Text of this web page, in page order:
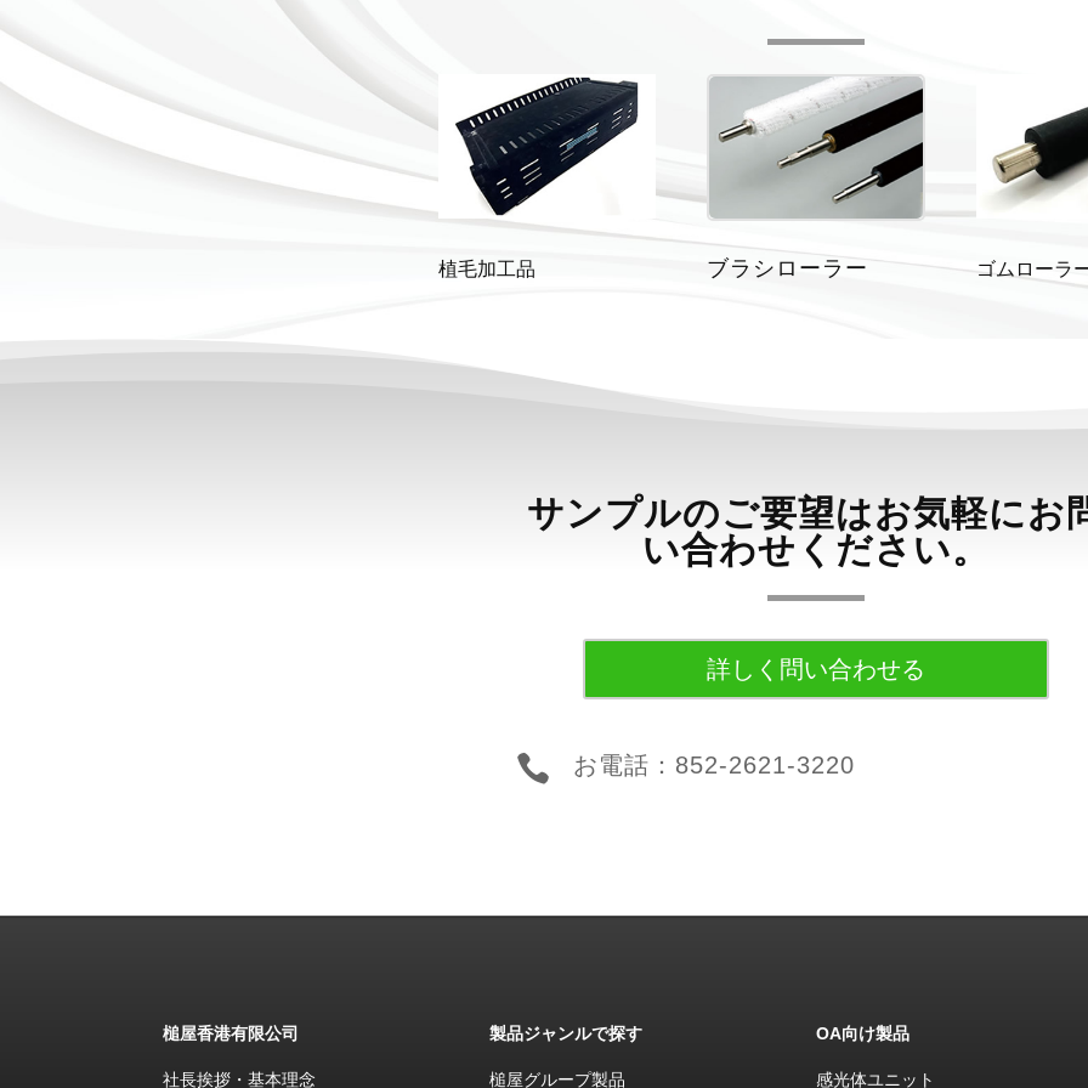
植毛加工品 ブラシローラー ゴムローラ
サンプルのご要望はお気軽にお
い合わせください。
詳しく問い合わせる
 お電話：852-2621-3220
槌屋香港有限公司
社長挨拶・基本理念
製品ジャンルで探す
槌屋グループ製品
OA向け製品
感光体ユニット